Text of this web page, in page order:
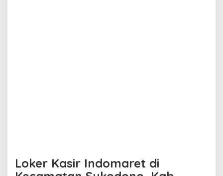
Loker Kasir Indomaret di